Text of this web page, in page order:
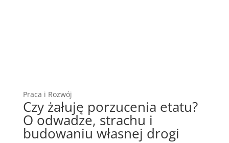
Praca i Rozwój
Czy żałuję porzucenia etatu?
O odwadze, strachu i
budowaniu własnej drogi